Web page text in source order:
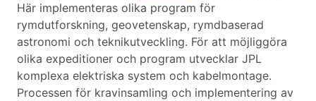
Här implementeras olika program för
rymdutforskning, geovetenskap, rymdbaserad
astronomi och teknikutveckling. För att möjliggöra
olika expeditioner och program utvecklar JPL
komplexa elektriska system och kabelmontage.
Processen för kravinsamling och implementering av